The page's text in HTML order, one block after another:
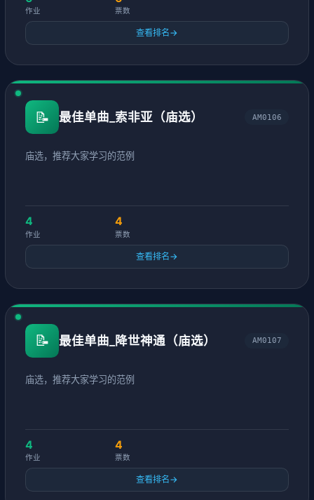
作业 票数
查看排名→
📝 最佳单曲_索非亚（庙选） AM0106
庙选，推荐大家学习的范例
4
作业
4
票数
查看排名→
📝 最佳单曲_降世神通（庙选） AM0107
庙选，推荐大家学习的范例
4
作业
4
票数
查看排名→